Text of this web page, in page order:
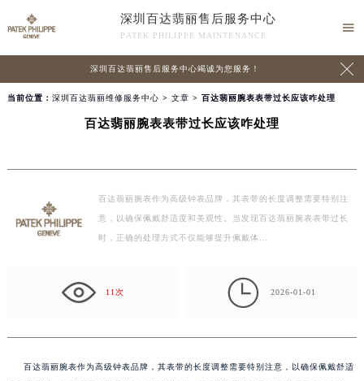
深圳百达翡丽售后服务中心
PATEK PHILIPPE MAINTENANCE

深圳百达翡丽售后服务中心竭诚为您服务！ 
当前位置： 深圳百达翡丽维修服务中心 > 文章 > 百达翡丽腕表表带过长应该咋处理
百达翡丽腕表表带过长应该咋处理
百达翡丽腕表作为高级钟表品牌，其表带的长度调整需要特别注
意，以确保佩戴舒适度和美观性。当发现百达翡丽腕表表带过长
时，正确的处理方式不仅能够提升佩戴体…
11次  2026-01-01
百达翡丽腕表作为高级钟表品牌，其表带的长度调整需要特别注意，以确保佩戴舒适